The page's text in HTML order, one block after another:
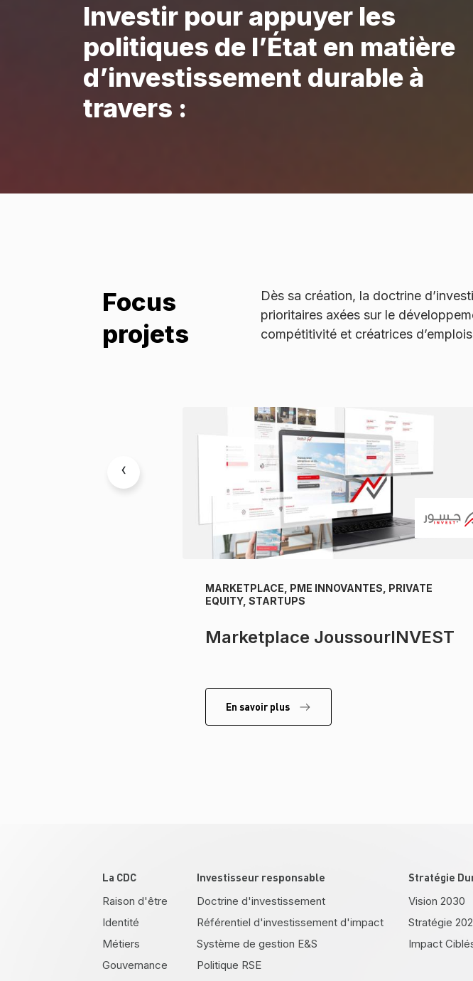
Investir pour appuyer les
politiques de l’État en matière
d’investissement durable à
travers :
Focus
projets
Dès sa création, la doctrine
prioritaires axées sur le
compétitivité et créatrices
MARKETPLACE, PME INNOVANTES, PRIVATE
EQUITY, STARTUPS
Marketplace JoussourINVEST
En savoir plus
‹
Pied de page
La CDC
Raison d'être
Identité
Métiers
Gouvernance
Investisseur responsable
Doctrine d'investissement
Référentiel d'investissement d'impact
Système de gestion E&S
Politique RSE
Stratégie
Vision 2030
Stratégie
Impact